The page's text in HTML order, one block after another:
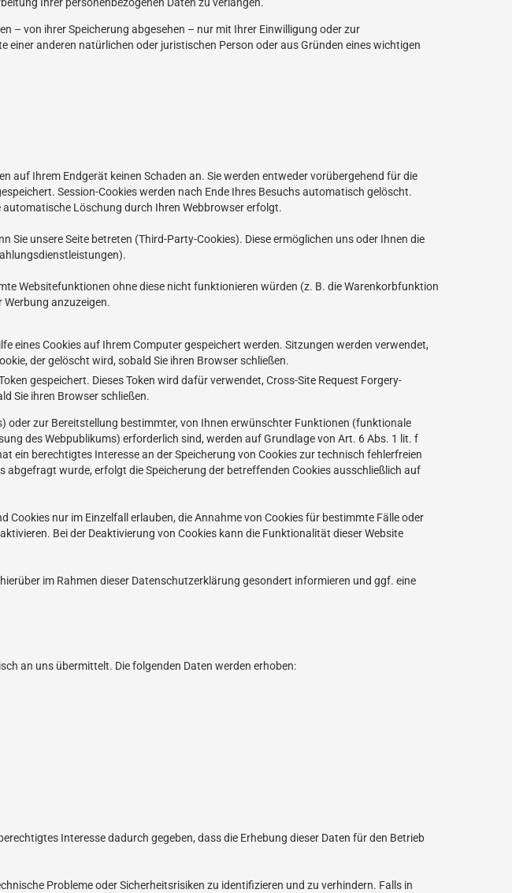
– von ihrer Speicherung abgesehen – nur mit Ihrer Einwilligung oder zur
anderen natürlichen oder juristischen Person oder aus Gründen eines wichtigen
auf Ihrem Endgerät keinen Schaden an. Sie werden entweder vorübergehend für die
Session-Cookies werden nach Ende Ihres Besuchs automatisch gelöscht.
automatische Löschung durch Ihren Webbrowser erfolgt.
unsere Seite betreten (Third-Party-Cookies). Diese ermöglichen uns oder Ihnen die
Websitefunktionen ohne diese nicht funktionieren würden (z. B. die Warenkorbfunktion
Werbung anzuzeigen.
eines Cookies auf Ihrem Computer gespeichert werden. Sitzungen werden verwendet,
der gelöscht wird, sobald Sie ihren Browser schließen.
gespeichert. Dieses Token wird dafür verwendet, Cross-Site Request Forgery-
Sie ihren Browser schließen.
zur Bereitstellung bestimmter, von Ihnen erwünschter Funktionen (funktionale
des Webpublikums) erforderlich sind, werden auf Grundlage von Art. 6 Abs. 1 lit. f
ein berechtigtes Interesse an der Speicherung von Cookies zur technisch fehlerfreien
wurde, erfolgt die Speicherung der betreffenden Cookies ausschließlich auf
nur im Einzelfall erlauben, die Annahme von Cookies für bestimmte Fälle oder
Bei der Deaktivierung von Cookies kann die Funktionalität dieser Website
im Rahmen dieser Datenschutzerklärung gesondert informieren und ggf. eine
an uns übermittelt. Die folgenden Daten werden erhoben:
Interesse dadurch gegeben, dass die Erhebung dieser Daten für den Betrieb
Probleme oder Sicherheitsrisiken zu identifizieren und zu verhindern. Falls in